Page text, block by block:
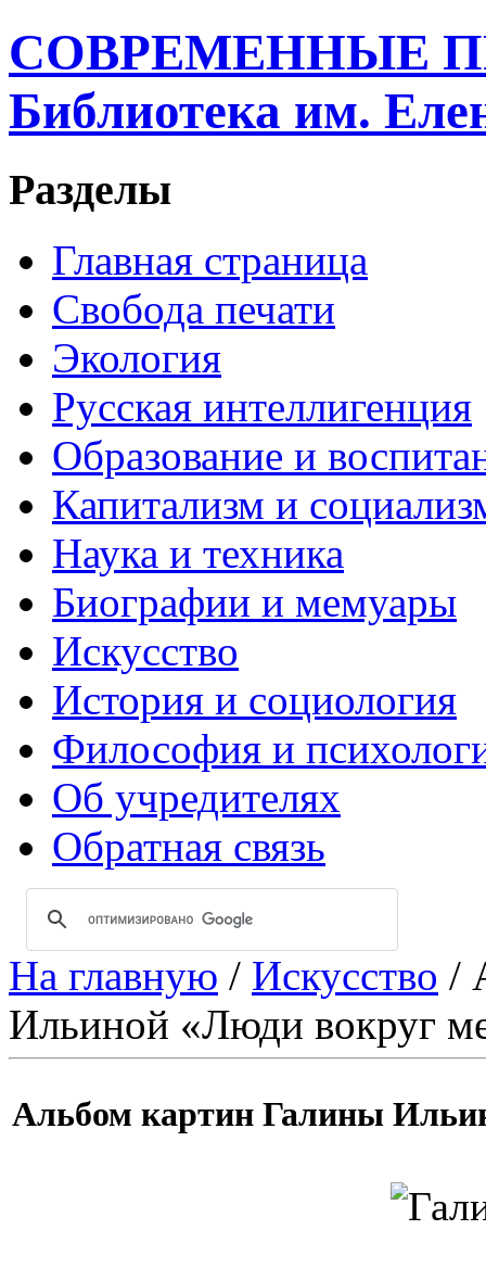
СОВРЕМЕННЫЕ
Библиотека им.
Разделы
Главная страница
Свобода печати
Экология
Русская интеллигенция
Образование и
Капитализм и
Наука и техника
Биографии и мемуары
Искусство
История и социология
Философия и
Об учредителях
Обратная связь
На главную / Искусство /
Ильиной «Люди вокруг
Альбом картин Галины